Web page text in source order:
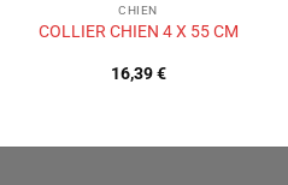
CHIEN
COLLIER CHIEN 4 X 55 CM
16,39€